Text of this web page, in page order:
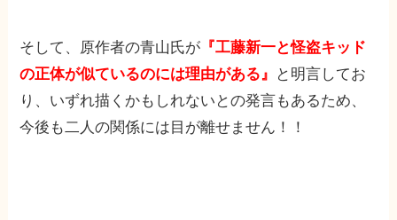
そして、原作者の青山氏が 『工藤新一と怪盗キッド
の正体が似ているのには理由がある』
と明言してお
り、いずれ描くかもしれないとの発言もあるため、
今後も二人の関係には目が離せません！！